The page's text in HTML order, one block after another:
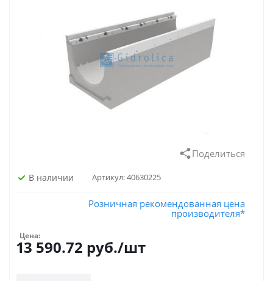
Поделиться
В наличии Артикул:40630225
Розничная рекомендованная цена
производителя*
Цена:
13 590.72 руб./шт